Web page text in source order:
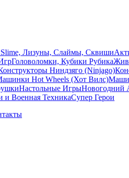
Slime, Лизуны, Слаймы, Сквиши
Головоломки, Кубики Рубика
Ниндзяго (Ninjago)
Hot Wheels (Хот Вилс)
Настольные ИгрыНовогодний
и Военная ТехникаСупер Герои